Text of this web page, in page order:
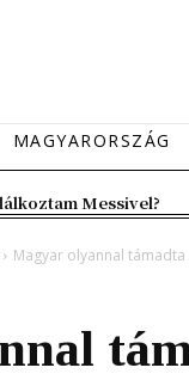
MAGYARORSZÁG
Messivel?
Magyar olyannal